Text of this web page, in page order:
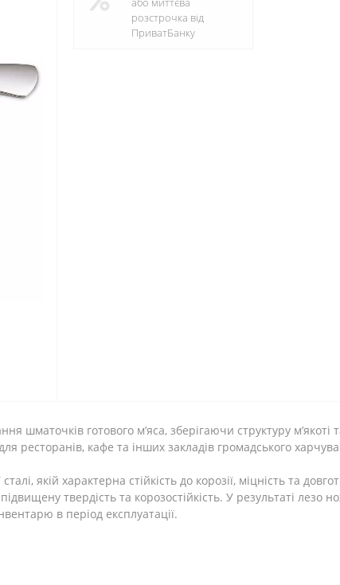
розстрочка від
ПриватБанку
шматочків готового м’яса, зберігаючи структуру м’якоті
ресторанів, кафе та інших закладів громадського
якій характерна стійкість до корозії, міцність та
твердість та корозостійкість. У результаті лезо
в період експлуатації.